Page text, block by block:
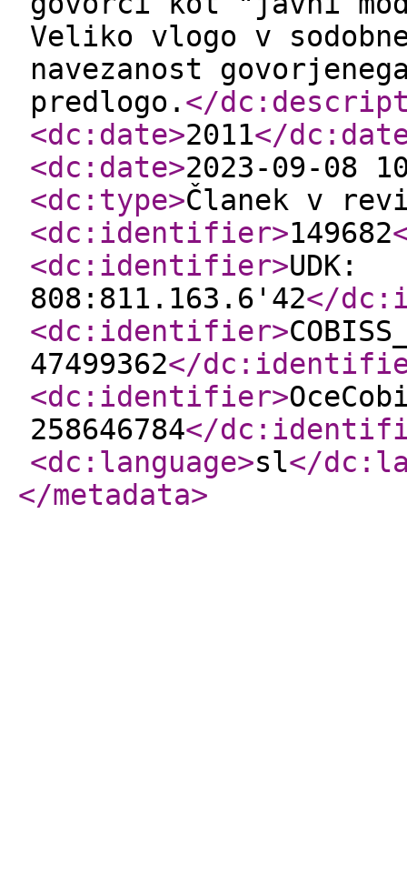
Veliko vlogo v
navezanost
predlogo. </
<dc:date>2011</
<dc:date>2023-09-08
<dc:type>Članek v
<dc:identifier>149682
<dc:identifier>UDK:
808:811.163.6'42</
<dc:identifier>
47499362</
<dc:identifier>
258646784</
<dc:language>sl</
</metadata>